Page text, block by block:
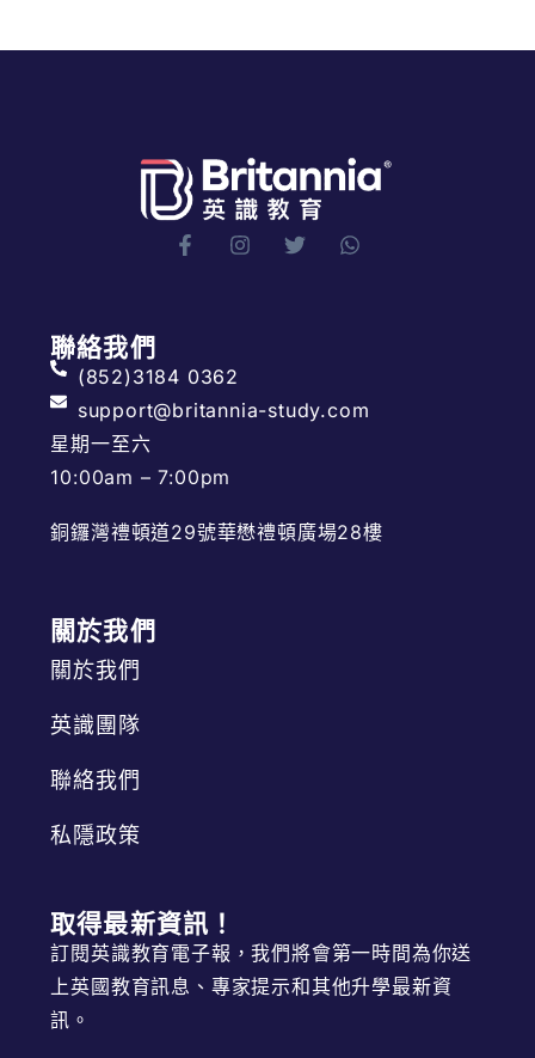
聯絡我們
(852)3184 0362
support@britannia-study.com
星期一至六
10:00am – 7:00pm
銅鑼灣禮頓道29號華懋禮頓廣場28樓
關於我們
關於我們
英識團隊
聯絡我們
私隱政策
取得最新資訊！
訂閱英識教育電子報，我們將會第一時間為你送
上英國教育訊息、專家提示和其他升學最新資
訊。